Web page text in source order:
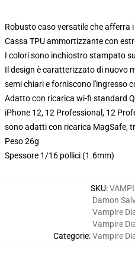
Robusto caso versatile che afferra
Cassa TPU ammortizzante con
I colori sono inchiostro stampato
Il design è caratterizzato di nuovo
semi chiari e forniscono l'ingresso
Adatto con ricarica wi-fi standard
iPhone 12, 12 Professional, 12
sono adatti con ricarica MagSafe,
Peso 26g
Spessore 1/16 pollici (1.6mm)
SKU:
Categorie:
Damon
Vampire
Vampire
Vampire